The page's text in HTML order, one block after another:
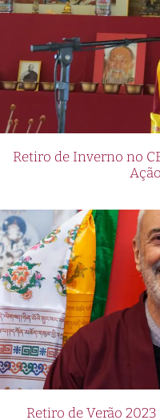
Retiro de Inverno no
Retiro de Verão